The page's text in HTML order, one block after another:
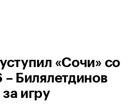
«Сочи» со
– Билялетдинов
игру